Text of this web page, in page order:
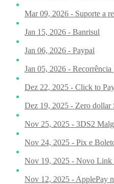
Mar 09, 2026 - Suporte a
Jan 15, 2026 - Banrisul
Jan 06, 2026 - Paypal
Jan 05, 2026 -
Dez 22, 2025 - Click to
Dez 19, 2025 - Zero dollar
Nov 25, 2025 - 3DS2
Nov 24, 2025 - Pix e
Nov 19, 2025 - Novo Link
Nov 12, 2025 - ApplePay